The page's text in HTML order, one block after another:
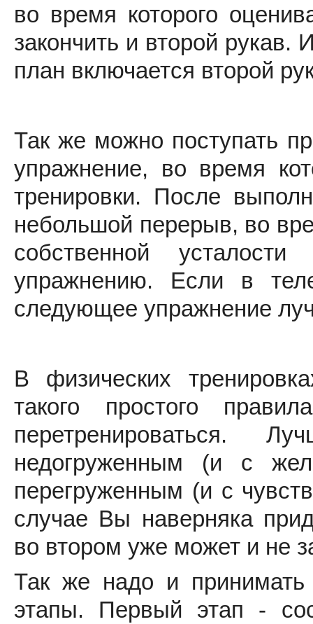
во время которого
закончить и второй рукав.
план включается второй
Так же можно поступать
упражнение, во время
тренировки. После
небольшой перерыв, во
собственной
упражнению. Если в
следующее упражнение
В физических
такого простого
перетренироваться.
недогруженным (и с
перегруженным (и с
случае Вы наверняка
во втором уже может и не
Так же надо и
этапы. Первый этап -